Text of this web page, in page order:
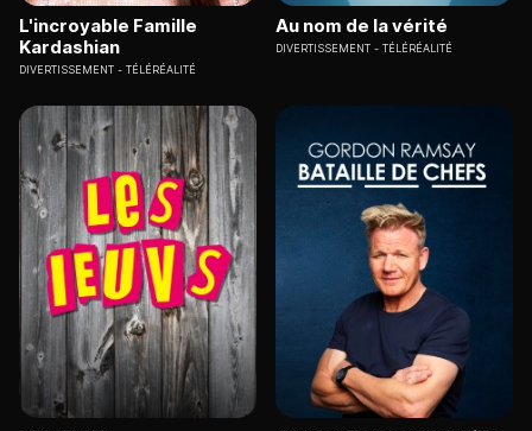
L'incroyable Famille
Kardashian
DIVERTISSEMENT TÉLÉRÉALITÉ
Au nom de la vérité
DIVERTISSEMENT TÉLÉRÉALITÉ